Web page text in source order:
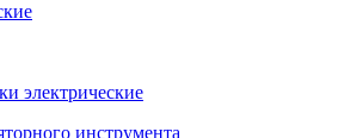
электрические
инструмента